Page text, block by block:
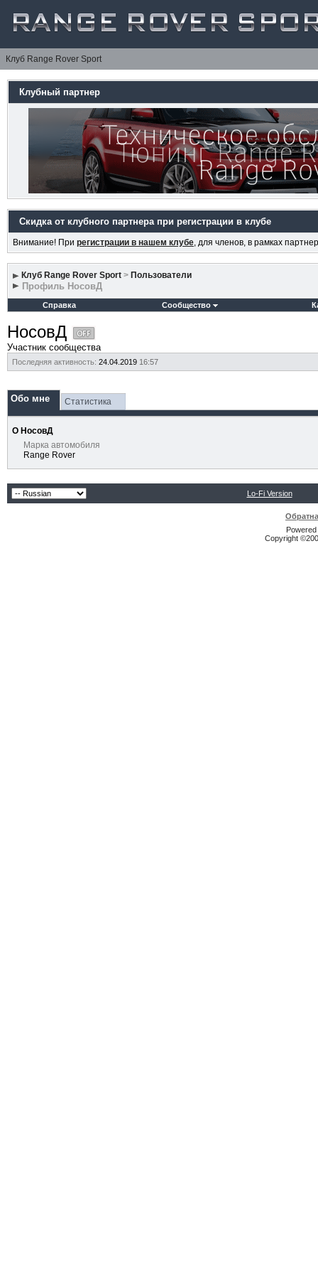
Клуб Range Rover Sport
Клубный партнер
Скидка от клубного партнера при регистрации в клубе
Внимание! При регистрации в нашем клубе, для членов, в рамках
Клуб Range Rover Sport > Пользователи
Профиль НосовД
Справка Сообщество
НосовД
Участник сообщества
Последняя активность: 24.04.2019 16:57
Обо мне Статистика
О НосовД
Марка автомобиля
Range Rover
Lo-Fi Version
Copyright